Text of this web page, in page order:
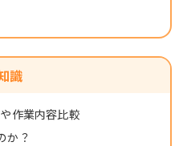
識
作業内容比較
か？